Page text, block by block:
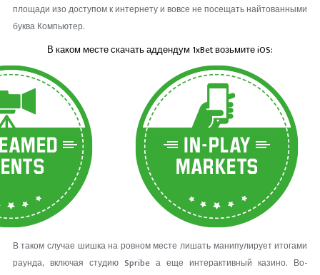
площади изо доступом к интернету и вовсе не посещать найтованными
буква Компьютер.
В каком месте скачать аддендум 1xBet возьмите iOS:
В таком случае шишка на ровном месте лишать манипулирует итогами
раунда, включая студию Spribe а еще интерактивный казино. Во-